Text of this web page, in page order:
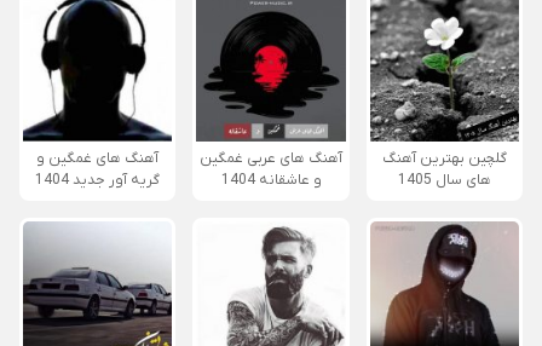
گلچین بهترین آهنگ
های سال 1405
آهنگ های عربی غمگین
و عاشقانه 1404
آهنگ های غمگین و
گریه آور جدید 1404